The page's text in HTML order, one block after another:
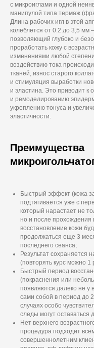
с микроиглами и одной
манипулой типа термаж
Длина рабочих игл в этой
колеблется от 0.2 до 3,5 мм
позволяющий глубоко и
проработать кожу с
изменениями любой
воздействию тока
тканей, износ старого
и стимуляция выработки
и эластина. Это приводит к
и ремоделированию
укреплению тонуса и
эластичности.
Преимущества
Быстрый эффект (кожа
подтягивается уже с
который нарастает не
но и после прохождения
восстановление кожи
продолжаться еще 3
последнего сеанса;
Результат сохраняется
(повторять курс можно 1
Быстрый период
(покраснения или
появляются далеко не у
сами собой в период до
случаях особо
следы могут оставаться
Нет верхнего
процедура подходит
совершеннолетним